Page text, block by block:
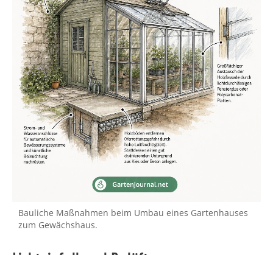
Bauliche Maßnahmen beim Umbau eines Gartenhauses
zum Gewächshaus.